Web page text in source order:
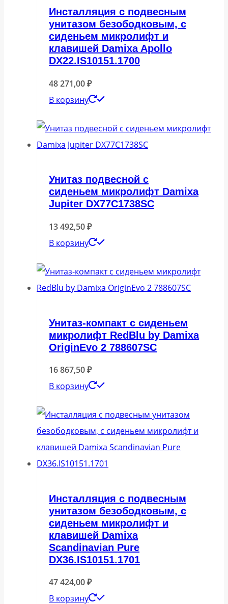
Инсталляция с подвесным
унитазом безободковым, с
сиденьем микролифт и
клавишей Damixa Apollo
DX22.IS10151.1700
48 271,00₽
В корзину
Унитаз подвесной с
сиденьем микролифт Damixa
Jupiter DX77C1738SC
13 492,50₽
В корзину
Унитаз-компакт с сиденьем
микролифт RedBlu by Damixa
OriginEvo 2 788607SC
16 867,50₽
В корзину
Инсталляция с подвесным
унитазом безободковым, с
сиденьем микролифт и
клавишей Damixa
Scandinavian Pure
DX36.IS10151.1701
47 424,00₽
В корзину